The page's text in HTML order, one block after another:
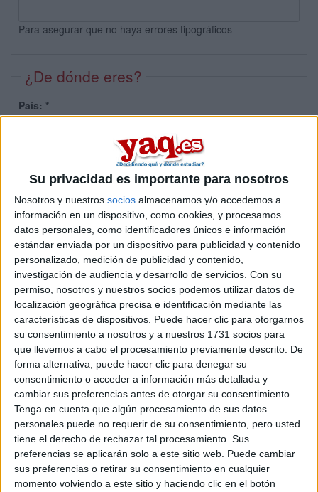
Su privacidad es importante para nosotros
Nosotros y nuestros socios almacenamos y/o accedemos a
información en un dispositivo, como cookies, y procesamos
datos personales, como identificadores únicos e información
estándar enviada por un dispositivo para publicidad y contenido
personalizado, medición de publicidad y contenido,
investigación de audiencia y desarrollo de servicios. Con su
permiso, nosotros y nuestros socios podemos utilizar datos de
localización geográfica precisa e identificación mediante las
características de dispositivos. Puede hacer clic para otorgarnos
su consentimiento a nosotros y a nuestros 1731 socios para
que llevemos a cabo el procesamiento previamente descrito. De
forma alternativa, puede hacer clic para denegar su
consentimiento o acceder a información más detallada y
cambiar sus preferencias antes de otorgar su consentimiento.
Tenga en cuenta que algún procesamiento de sus datos
personales puede no requerir de su consentimiento, pero usted
tiene el derecho de rechazar tal procesamiento. Sus
preferencias se aplicarán solo a este sitio web. Puede cambiar
sus preferencias o retirar su consentimiento en cualquier
momento volviendo a este sitio y haciendo clic en el botón
Para asegurar que no haya errores tipográficos
¿De dónde eres?
País: *
Sobre ti
Soy:*
Chico
Chica
¿En qué año terminas (o terminaste) bachillerato o FP?
Soy estudiante de:*
Términos y Condiciones de Uso